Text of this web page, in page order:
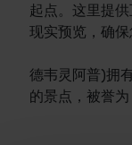
起点。这里提
现实预览，确保
德韦灵阿普)拥
的景点，被誉为